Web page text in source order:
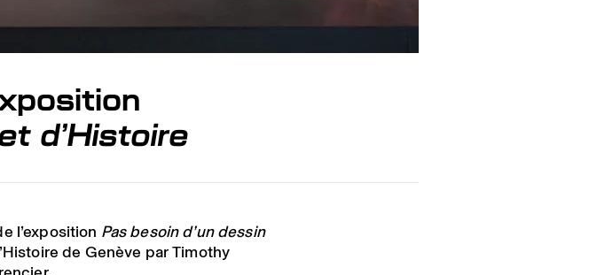
d’Histoire
l’exposition Pas besoin d’un dessin
de Genève par Timothy